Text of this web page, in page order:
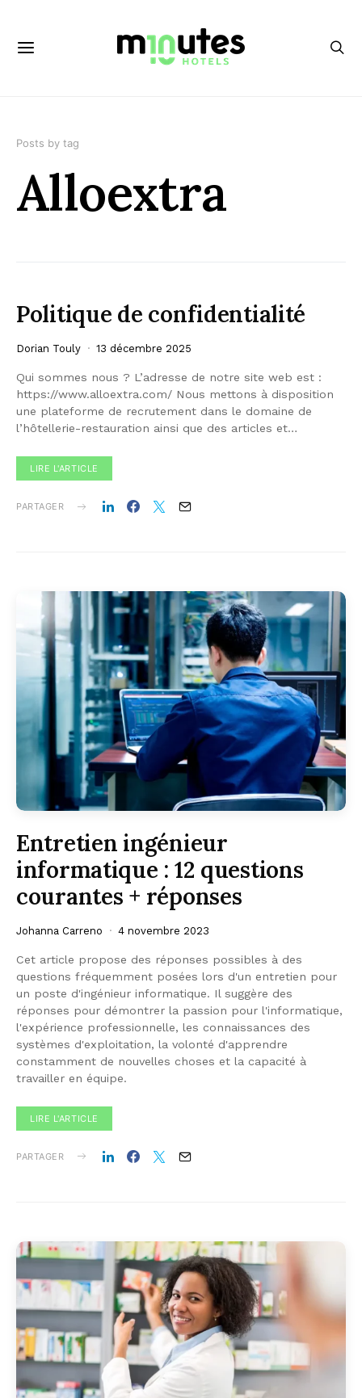
Posts by tag
Alloextra
Politique de confidentialité
Dorian Touly 13 décembre 2025
Qui sommes nous ? L’adresse de notre site web est :
https://www.alloextra.com/ Nous mettons à disposition
une plateforme de recrutement dans le domaine de
l’hôtellerie-restauration ainsi que des articles et…
LIRE L'ARTICLE
PARTAGER
Entretien ingénieur
informatique : 12 questions
courantes + réponses
Johanna Carreno 4 novembre 2023
Cet article propose des réponses possibles à des
questions fréquemment posées lors d'un entretien pour
un poste d'ingénieur informatique. Il suggère des
réponses pour démontrer la passion pour l'informatique,
l'expérience professionnelle, les connaissances des
systèmes d'exploitation, la volonté d'apprendre
constamment de nouvelles choses et la capacité à
travailler en équipe.
LIRE L'ARTICLE
PARTAGER